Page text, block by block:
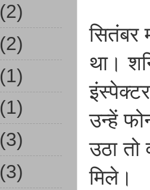
सितंबर
था।
उन्हें
उठा
मिले।
(2)
(2)
(1)
(1)
(3)
(3)